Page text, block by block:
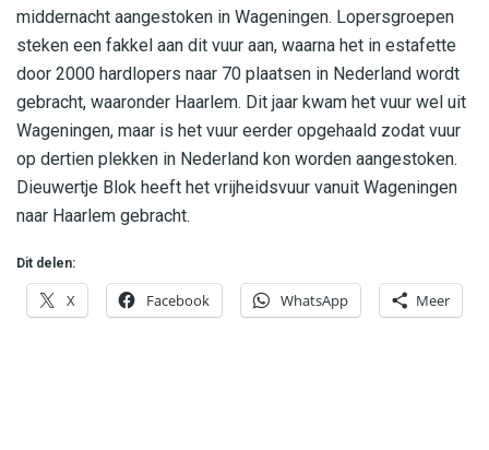
middernacht aangestoken in Wageningen. Lopersgroepen
steken een fakkel aan dit vuur aan, waarna het in estafette
door 2000 hardlopers naar 70 plaatsen in Nederland wordt
gebracht, waaronder Haarlem. Dit jaar kwam het vuur wel uit
Wageningen, maar is het vuur eerder opgehaald zodat vuur
op dertien plekken in Nederland kon worden aangestoken.
Dieuwertje Blok heeft het vrijheidsvuur vanuit Wageningen
naar Haarlem gebracht.
Dit delen:
X Facebook WhatsApp Meer